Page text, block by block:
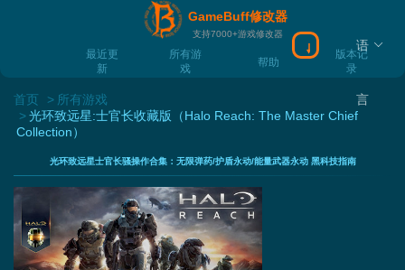
GameBuff修改器
支持7000+游戏修改器
最近更
新
所有游
戏
帮助
版本记
录
下载Gamebuff
语
言
首页
所有游戏
光环致远星:士官长收藏版（Halo Reach: The Master Chief
Collection）
光环致远星士官长骚操作合集：无限弹药/护盾永动/能量武器永动 黑科技指南